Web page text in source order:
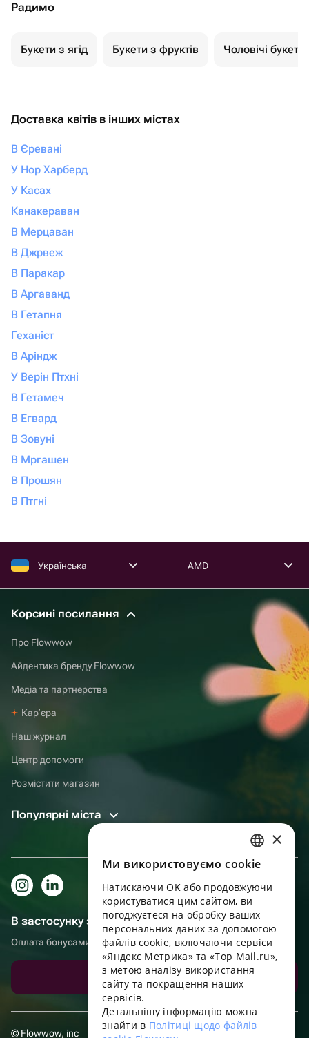
Радимо
Букети з ягід Букети з фруктів Чоловічі букети
Доставка квітів в інших містах
В Єревані
У Нор Харберд
У Касах
Канакераван
В Мерцаван
В Джрвеж
В Паракар
В Аргаванд
В Гетапня
Геханіст
В Аріндж
У Верін Птхні
В Гетамеч
В Егвард
В Зовуні
В Мргашен
В Прошян
В Птгні
Українська AMD
Корсині посилання
Про Flowwow
Айдентика бренду Flowwow
Медіа та партнерства
Карʼєра
Наш журнал
Центр допомоги
Розмістити магазин
Популярні міста
В застосунку зручніше!
Оплата бонусами, самовивіз, зручний чат підтримки
Завантажити додаток
© Flowwow, inc
RUSSIAN
ENGLISH
UKRAINIAN
PORTUGUESE
SPANISH
HUNGARIAN
FRENCH
×
Ми використовуємо cookie
Натискаючи OK або продовжуючи
користуватися цим сайтом, ви
погоджуєтеся на обробку ваших
персональних даних за допомогою
файлів cookie, включаючи сервіси
«Яндекс Метрика» та «Top Mail.ru»,
з метою аналізу використання
сайту та покращення наших
сервісів.
Детальнішу інформацію можна
знайти в Політиці щодо файлів